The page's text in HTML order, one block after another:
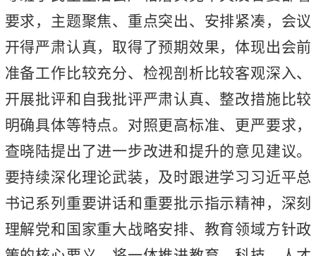
要求，主题聚焦、重点突出、安排紧凑，会议
开得严肃认真，取得了预期效果，体现出会前
准备工作比较充分、检视剖析比较客观深入、
开展批评和自我批评严肃认真、整改措施比较
明确具体等特点。对照更高标准、更严要求，
查晓陆提出了进一步改进和提升的意见建议。
要持续深化理论武装，及时跟进学习习近平总
书记系列重要讲话和重要批示指示精神，深刻
理解党和国家重大战略安排、教育领域方针政